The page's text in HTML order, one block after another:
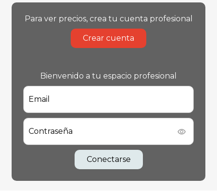
Para ver precios, crea tu cuenta profesional
Crear cuenta
Bienvenido a tu espacio profesional
Email
Contraseña
Conectarse